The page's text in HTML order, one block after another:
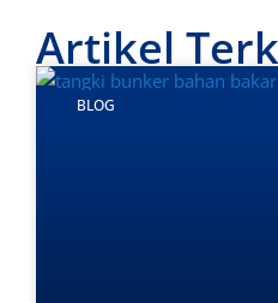
Artikel
BLOG